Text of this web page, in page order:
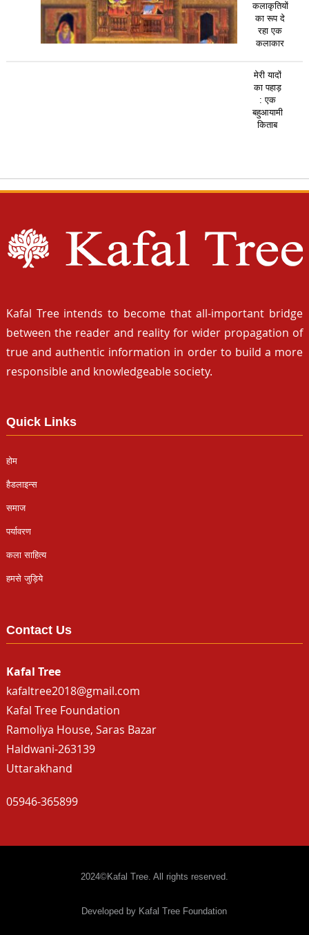
कलाकृतियों
का रूप दे
रहा एक
कलाकार
मेरी यादों
का पहाड़
: एक
बहुआयामी
किताब
Kafal Tree intends to become that all-important bridge
between the reader and reality for wider propagation of
true and authentic information in order to build a more
responsible and knowledgeable society.
Quick Links
होम
हैडलाइन्स
समाज
पर्यावरण
कला साहित्य
हमसे जुड़िये
Contact Us
Kafal Tree
kafaltree2018@gmail.com
Kafal Tree Foundation
Ramoliya House, Saras Bazar
Haldwani-263139
Uttarakhand
05946-365899
2024©Kafal Tree. All rights reserved.
Developed by Kafal Tree Foundation